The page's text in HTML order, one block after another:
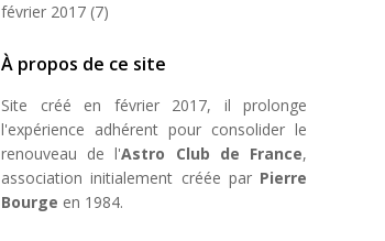
février 2017 (7)
À propos de ce site
Site créé en février 2017, il prolonge
l'expérience adhérent pour consolider le
renouveau de l'Astro Club de France,
association initialement créée par Pierre
Bourge en 1984.